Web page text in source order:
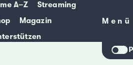
A–Z
Streaming
Magazin
Menü
Menü